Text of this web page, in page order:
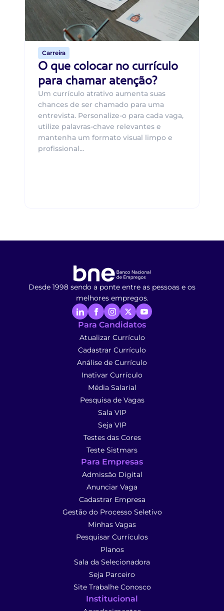
Carreira
O que colocar no currículo
para chamar atenção?
Um currículo atrativo aumenta suas
chances de ser chamado para uma
entrevista. Personalize-o para cada vaga,
utilize palavras-chave relevantes e
mantenha um formato visual limpo e
profissional...
Desde 1998 sendo a ponte entre as pessoas e os
melhores empregos.
Para Candidatos
Atualizar Currículo
Cadastrar Currículo
Análise de Currículo
Inativar Currículo
Média Salarial
Pesquisa de Vagas
Sala VIP
Seja VIP
Testes das Cores
Teste Sistmars
Para Empresas
Admissão Digital
Anunciar Vaga
Cadastrar Empresa
Gestão do Processo Seletivo
Minhas Vagas
Pesquisar Currículos
Planos
Sala da Selecionadora
Seja Parceiro
Site Trabalhe Conosco
Institucional